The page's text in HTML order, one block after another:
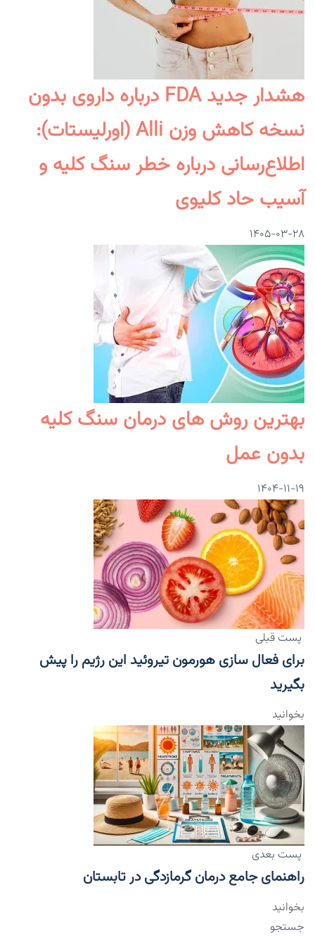
هشدار جدید FDA درباره داروی بدون
نسخه کاهش وزن Alli (اورلیستات):
اطلاع‌رسانی درباره خطر سنگ کلیه و
آسیب حاد کلیوی
۱۴۰۵-۰۳-۲۸
بهترین روش های درمان سنگ کلیه
بدون عمل
۱۴۰۴-۱۱-۱۹
پست قبلی
برای فعال سازی هورمون تیروئید این رژیم را پیش
بگیرید
بخوانید
پست بعدی
راهنمای جامع درمان گرمازدگی در تابستان
بخوانید
جستجو